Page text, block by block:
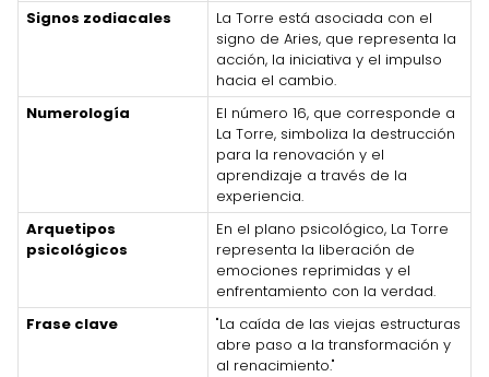
Signos zodiacales
La Torre está asociada con el
signo de Aries, que representa la
acción, la iniciativa y el impulso
hacia el cambio.
Numerología
El número 16, que corresponde a
La Torre, simboliza la destrucción
para la renovación y el
aprendizaje a través de la
experiencia.
Arquetipos
psicológicos
En el plano psicológico, La Torre
representa la liberación de
emociones reprimidas y el
enfrentamiento con la verdad.
Frase clave
"La caída de las viejas estructuras
abre paso a la transformación y
al renacimiento."